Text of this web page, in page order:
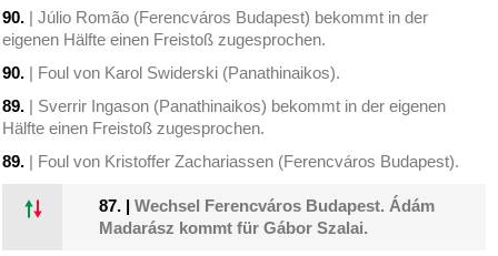
90. | Júlio Romão (Ferencváros Budapest) bekommt in der
eigenen Hälfte einen Freistoß zugesprochen.
90. | Foul von Karol Swiderski (Panathinaikos).
89. | Sverrir Ingason (Panathinaikos) bekommt in der eigenen
Hälfte einen Freistoß zugesprochen.
89. | Foul von Kristoffer Zachariassen (Ferencváros Budapest).
87. |Wechsel Ferencváros Budapest. Ádám
Madarász kommt für Gábor Szalai.